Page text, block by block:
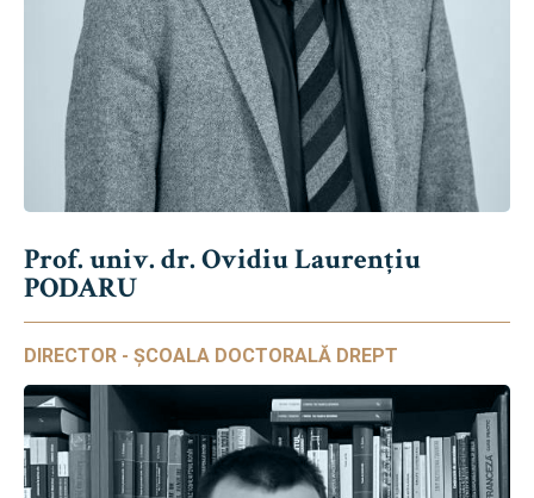
Prof. univ. dr. Ovidiu Laurențiu
PODARU
DIRECTOR - ȘCOALA DOCTORALĂ DREPT